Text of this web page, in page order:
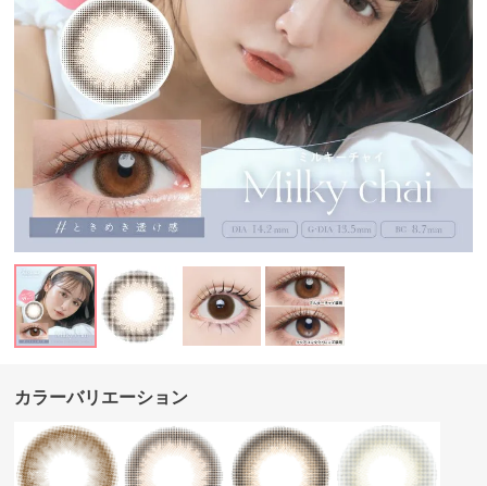
カラーバリエーション